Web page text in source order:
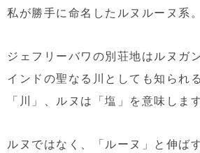
私が勝手に命名したルヌルーヌ系。
ジェフリーバワの別荘地はルヌガ
インドの聖なる川としても知られ
「川」、ルヌは「塩」を意味します
ルヌではなく、「ルーヌ」と伸ば